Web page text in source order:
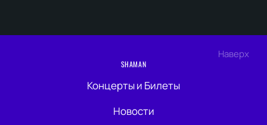
Наверх
SHAMAN
Концерты и Билеты
Новости